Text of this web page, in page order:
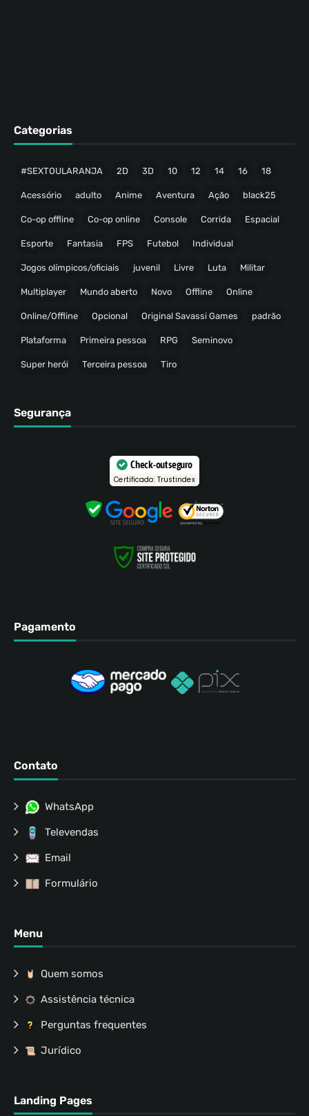
Categorias
#SEXTOULARANJA 2D 3D 10 12 14 16 18
Acessório adulto Anime Aventura Ação black25
Co-op offline Co-op online Console Corrida Espacial
Esporte Fantasia FPS Futebol Individual
Jogos olímpicos/oficiais juvenil Livre Luta Militar
Multiplayer Mundo aberto Novo Offline Online
Online/Offline Opcional Original Savassi Games padrão
Plataforma Primeira pessoa RPG Seminovo
Super herói Terceira pessoa Tiro
Segurança
Check-out seguro
Certificado: Trustindex
Pagamento
Contato
WhatsApp
Televendas
Email
Formulário
Menu
Quem somos
Assistência técnica
Perguntas frequentes
Jurídico
Landing Pages